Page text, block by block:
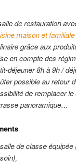
de restauration
maison et
grâce aux
en compte des
déjeuner 8h à 9h /
possible au retour
de remplacer
panoramique…
de classe